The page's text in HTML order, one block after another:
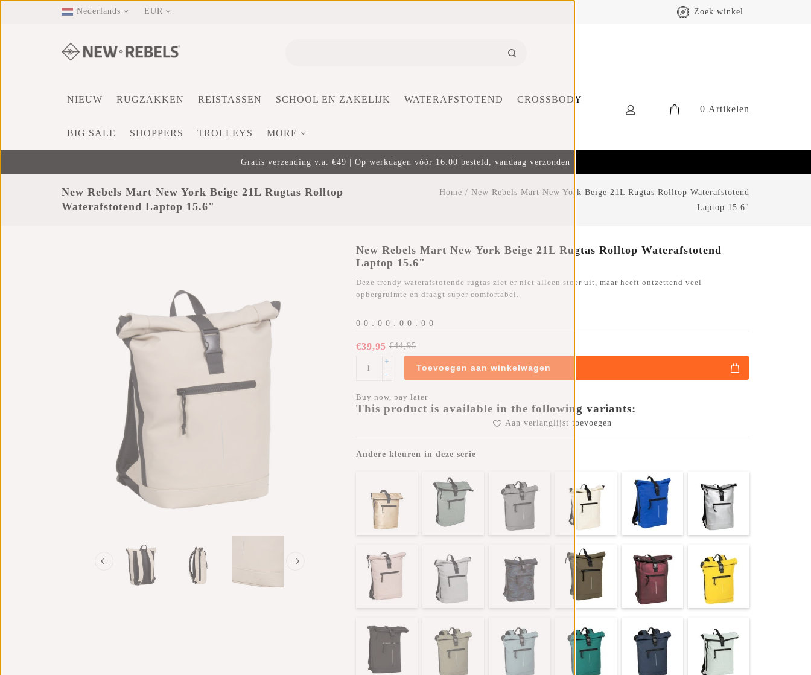
Nederlands EUR Zoek winkel
0 Artikelen
NIEUW RUGZAKKEN REISTASSEN SCHOOL EN ZAKELIJK WATERAFSTOTEND CROSSBODY
BIG SALE SHOPPERS TROLLEYS MORE
Gratis verzending v.a. €49 | Op werkdagen vóór 16:00 besteld, vandaag verzonden
New Rebels Mart New York Beige 21L Rugtas Rolltop
Waterafstotend Laptop 15.6"
Home / New Rebels Mart New York Beige 21L Rugtas Rolltop Waterafstotend
Laptop 15.6"
New Rebels Mart New York Beige 21L Rugtas Rolltop Waterafstotend
Laptop 15.6"
Deze trendy waterafstotende rugtas ziet er niet alleen stoer uit, maar heeft ontzettend veel
opbergruimte en draagt super comfortabel.
0 0 : 0 0 : 0 0 : 0 0
€39,95 €44,95
+
-
Toevoegen aan winkelwagen
Buy now, pay later
This product is available in the following variants:
Aan verlanglijst toevoegen
Andere kleuren in deze serie